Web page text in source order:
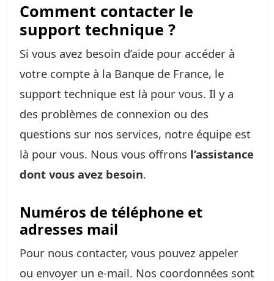
Comment contacter le
support technique ?
Si vous avez besoin d’aide pour accéder à
votre compte à la Banque de France, le
support technique est là pour vous. Il y a
des problèmes de connexion ou des
questions sur nos services, notre équipe est
là pour vous. Nous vous offrons l’assistance
dont vous avez besoin.
Numéros de téléphone et
adresses mail
Pour nous contacter, vous pouvez appeler
ou envoyer un e-mail. Nos coordonnées sont